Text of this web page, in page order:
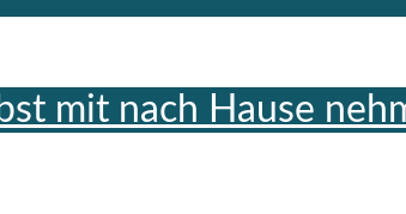
mit nach Hau­se